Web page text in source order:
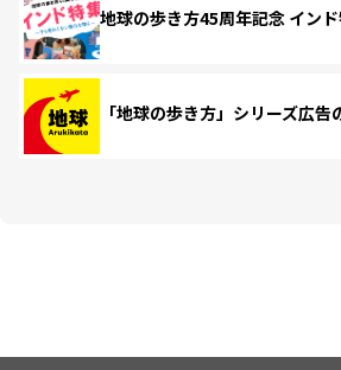
地球の歩き方45周年記念 イン
「地球の歩き方」シリーズ広告